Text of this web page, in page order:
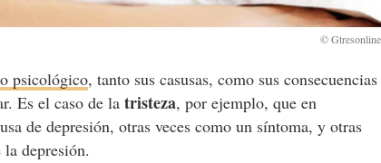
psicológico, tanto sus casusas, como sus consecuencias
Es el caso de latristeza, por ejemplo, que en
de depresión, otras veces como un síntoma, y otras
depresión.